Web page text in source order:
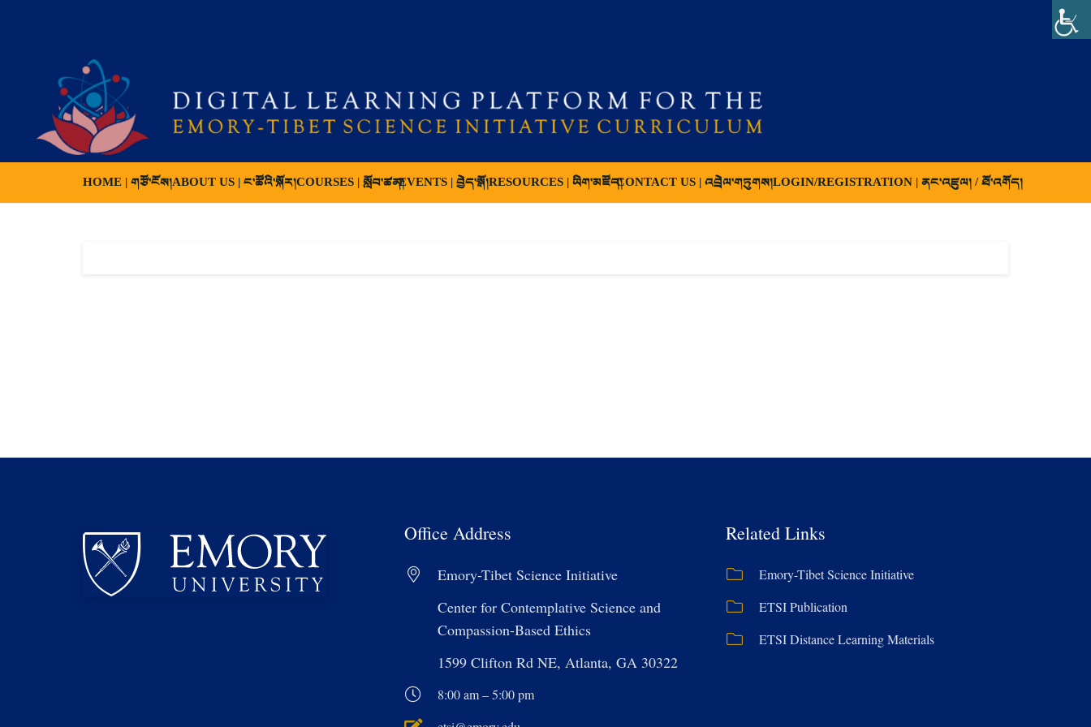
HOME | གཙོ་ངོས།ABOUT US | ང་ཚོའི་སྐོར།COURSES | སློབ་ཚན།EVENTS | བྱེད་སྒོ།RESOURCES | ཡིག་མཛོད།CONTACT US | འབྲེལ་གཏུགས།LOGIN/REGISTRATION | ནང་འཛུལ། / ཐོ་འགོད།
Office Address
Emory-Tibet Science Initiative
Center for Contemplative Science and
Compassion-Based Ethics
1599 Clifton Rd NE, Atlanta, GA 30322
8:00 am – 5:00 pm
Related Links
Emory-Tibet Science Initiative
ETSI Publication
ETSI Distance Learning Materials